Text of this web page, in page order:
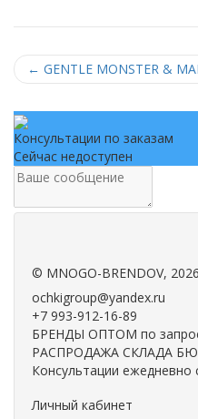
← GENTLE MONSTER &
Консультации по заказам
Сейчас недоступен
© MNOGO-BRENDOV, 2026
ochkigroup@yandex.ru
+7 993-912-16-89
БРЕНДЫ ОПТОМ по
РАСПРОДАЖА СКЛАДА
Консультации ежедневно
Личный кабинет